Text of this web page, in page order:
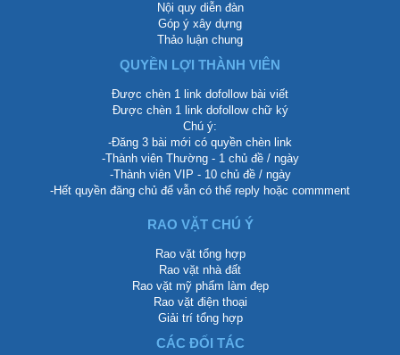
Nội quy diễn đàn
Góp ý xây dựng
Thảo luận chung
QUYỀN LỢI THÀNH VIÊN
Được chèn 1 link dofollow bài viết
Được chèn 1 link dofollow chữ ký
Chú ý:
-Đăng 3 bài mới có quyền chèn link
-Thành viên Thường - 1 chủ đề / ngày
-Thành viên VIP - 10 chủ đề / ngày
-Hết quyền đăng chủ để vẫn có thể reply hoặc commment
RAO VẶT CHÚ Ý
Rao vặt tổng hợp
Rao vặt nhà đất
Rao vặt mỹ phẩm làm đẹp
Rao vặt điện thoại
Giải trí tổng hợp
CÁC ĐỐI TÁC